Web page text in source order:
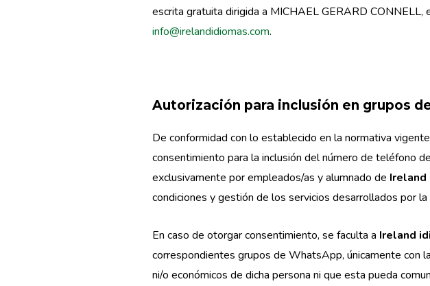
escrita gratuita dirigida a MICHAEL GERARD
info@irelandidiomas.com.
Autorización para inclusión en grupos
De conformidad con lo establecido en la normativa
consentimiento para la inclusión del número de teléfono
exclusivamente por empleados/as y alumnado de Ireland
condiciones y gestión de los servicios desarrollados por la
En caso de otorgar consentimiento, se faculta a Ireland
correspondientes grupos de WhatsApp, únicamente con
ni/o económicos de dicha persona ni que esta pueda